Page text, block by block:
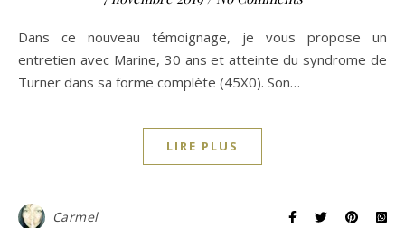
Dans ce nouveau témoignage, je vous propose un
entretien avec Marine, 30 ans et atteinte du syndrome de
Turner dans sa forme complète (45X0). Son…
LIRE PLUS
Carmel